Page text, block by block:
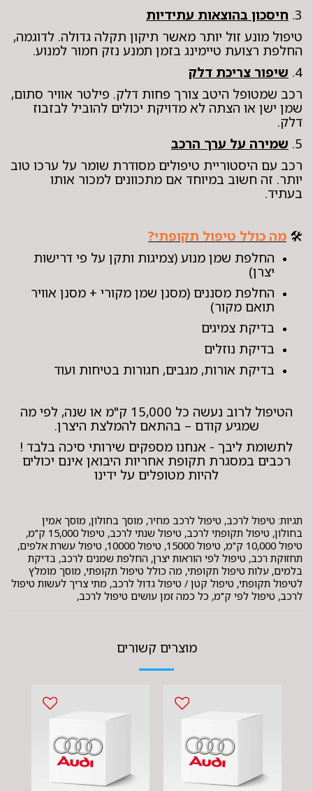
3. חיסכון בהוצאות עתידיות
טיפול מונע זול יותר מאשר תיקון תקלה גדולה. לדוגמה,
החלפת רצועת טיימינג בזמן תמנע נזק חמור למנוע.
4. שיפור צריכת דלק
רכב שמטופל היטב צורך פחות דלק. פילטר אוויר סתום,
שמן ישן או הצתה לא מדויקת יכולים להוביל לבזבוז
דלק.
5. שמירה על ערך הרכב
רכב עם היסטוריית טיפולים מסודרת שומר על ערכו טוב
יותר. זה חשוב במיוחד אם מתכוונים למכור אותו
בעתיד.
🛠️ מה כולל טיפול תקופתי?
החלפת שמן מנוע (צמיגות ותקן על פי דרישות
יצרן)
החלפת מסננים (מסנן שמן מקורי + מסנן אוויר
תואם מקור)
בדיקת צמיגים
בדיקת נוזלים
בדיקת אורות, מגבים, חגורות בטיחות ועוד
הטיפול לרוב נעשה כל 15,000 ק"מ או שנה, לפי מה
שמגיע קודם – בהתאם להמלצת היצרן.
לתשומת ליבך - אנחנו מספקים שירותי סיכה בלבד !
רכבים במסגרת תקופת אחריות היבואן אינם יכולים
להיות מטופלים על ידינו
תגיות: טיפול לרכב, טיפול לרכב מחיר, מוסך בחולון, מוסך אמין
בחולון, טיפול תקופתי לרכב, טיפול שנתי לרכב, טיפול 15,000 ק"מ,
טיפול 10,000 ק"מ, טיפול 15000, טיפול 10000, טיפול עשרת אלפים,
תחזוקת רכב, טיפול לפי הוראות יצרן, החלפת שמנים לרכב, בדיקת
בלמים, עלות טיפול תקופתי, מה כולל טיפול תקופתי, מוסך מומלץ
לטיפול תקופתי, טיפול קטן / טיפול גדול לרכב, מתי צריך לעשות טיפול
לרכב, טיפול לפי ק"מ, כל כמה זמן עושים טיפול לרכב,
מוצרים קשורים